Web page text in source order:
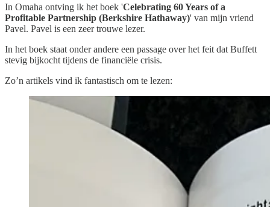
In Omaha ontving ik het boek 'Celebrating 60 Years of a
Profitable Partnership (Berkshire Hathaway)' van mijn vriend
Pavel. Pavel is een zeer trouwe lezer.
In het boek staat onder andere een passage over het feit dat Buffett
stevig bijkocht tijdens de financiële crisis.
Zo’n artikels vind ik fantastisch om te lezen: